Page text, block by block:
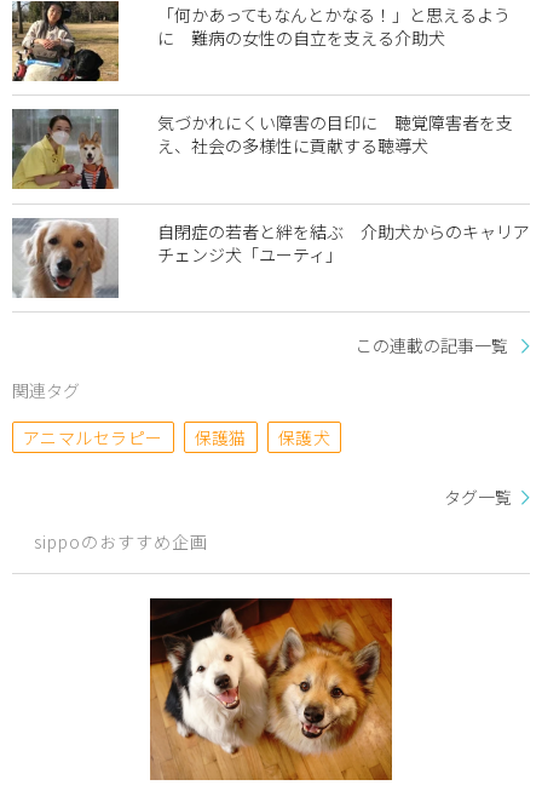
「何かあってもなんとかなる！」と思えるよう
に 難病の女性の自立を支える介助犬
気づかれにくい障害の目印に 聴覚障害者を支
え、社会の多様性に貢献する聴導犬
自閉症の若者と絆を結ぶ 介助犬からのキャリア
チェンジ犬「ユーティ」
この連載の記事一覧
関連タグ
アニマルセラピー
保護猫 保護犬
タグ一覧
sippoのおすすめ企画